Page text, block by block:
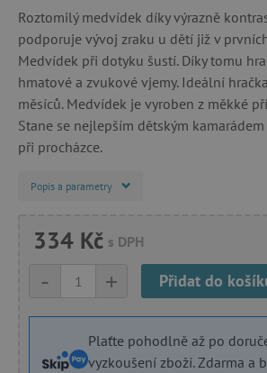
Roztomilý medvídek díky výrazně
podporuje vývoj zraku u dětí již v
Medvídek při dotyku šustí. Díky tomu
hmatové a zvukové vjemy. Ideální
měsíců. Medvídek je vyroben z měkké
Stane se nejlepším dětským
při procházce.
Popis a parametry
334 Kč s DPH
+
- Přidat do
Plaťte pohodlně až po
vyzkoušení zboží. Zdarma a